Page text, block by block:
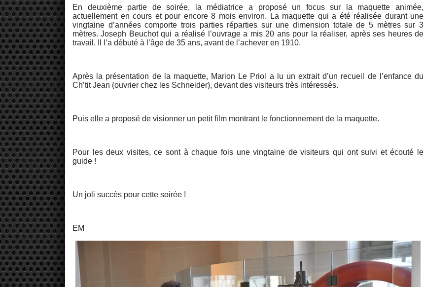
En deuxième partie de soirée, la médiatrice a proposé un focus sur la maquette animée,
actuellement en cours et pour encore 8 mois environ. La maquette qui a été réalisée durant une
vingtaine d’années comporte trois parties réparties sur une dimension totale de 5 mètres sur 3
mètres. Joseph Beuchot qui a réalisé l’ouvrage a mis 20 ans pour la réaliser, après ses heures de
travail. Il l’a débuté à l’âge de 35 ans, avant de l’achever en 1910.
Après la présentation de la maquette, Marion Le Priol a lu un extrait d’un recueil de l’enfance du
Ch’tit Jean (ouvrier chez les Schneider), devant des visiteurs très intéressés.
Puis elle a proposé de visionner un petit film montrant le fonctionnement de la maquette.
Pour les deux visites, ce sont à chaque fois une vingtaine de visiteurs qui ont suivi et écouté le
guide !
Un joli succès pour cette soirée !
EM